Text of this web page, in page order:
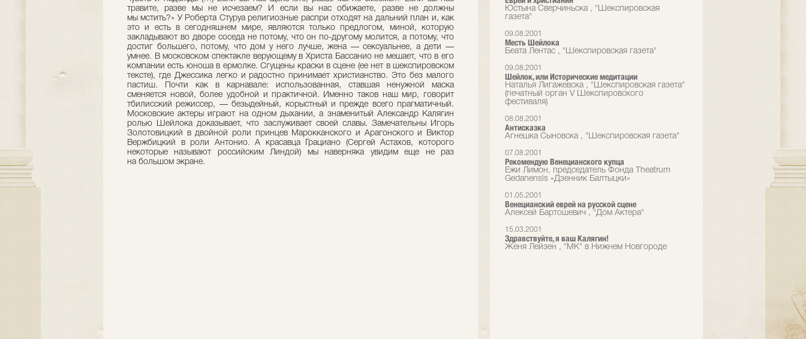
Юстына Сверчиньска , "Шекспировская
газета"
09.08.2001
Месть Шейлока
Беата Лентас , "Шекспировская газета"
09.08.2001
Шейлок, или Исторические медитации
Наталья Лигажевска , "Шекспировская газета"
(печатный орган V Шекспировского
фестиваля)
08.08.2001
Антисказка
Агнешка Сыновска , "Шекспировская газета"
07.08.2001
Рекомендую Венецианского купца
Ежи Лимон, председатель Фонда Theatrum
Gedanensis «Дзенник Балтыцки»
01.05.2001
Венецианский еврей на русской сцене
Алексей Бартошевич , "Дом Актера"
15.03.2001
Здравствуйте, я ваш Калягин!
Женя Лейзен , "МК" в Нижнем Новгороде
травите, разве мы не исчезаем? И если вы нас обижаете, разве не должны
мы мстить?» У Роберта Стуруа религиозные распри отходят на дальний план и, как
это и есть в сегодняшнем мире, являются только предлогом, миной, которую
закладывают во дворе соседа не потому, что он по-другому молится, а потому, что
достиг большего, потому, что дом у него лучше, жена — сексуальнее, а дети —
умнее. В московском спектакле верующему в Христа Бассанио не мешает, что в его
компании есть юноша в ермолке. Сгущены краски в сцене (ее нет в шекспировском
тексте), где Джессика легко и радостно принимает христианство. Это без малого
пастиш. Почти как в карнавале: использованная, ставшая ненужной маска
сменяется новой, более удобной и практичной. Именно таков наш мир, говорит
тбилисский режиссер, — безыдейный, корыстный и прежде всего прагматичный.
Московские актеры играют на одном дыхании, а знаменитый Александр Калягин
ролью Шейлока доказывает, что заслуживает своей славы. Замечательны Игорь
Золотовицкий в двойной роли принцев Марокканского и Арагонского и Виктор
Вержбицкий в роли Антонио. А красавца Грациано (Сергей Астахов, которого
некоторые называют российским Линдой) мы наверняка увидим еще не раз
на большом экране.